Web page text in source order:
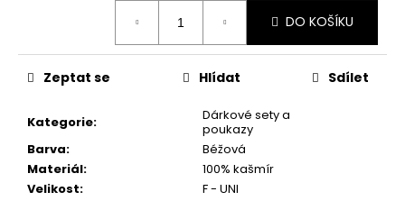
DO KOŠÍKU
Kategorie:
Dárkové sety a
poukazy
Barva:
Béžová
Materiál:
100% kašmír
Velikost: F - UNI
Zeptat se Hlídat Sdílet
u
č
m
e